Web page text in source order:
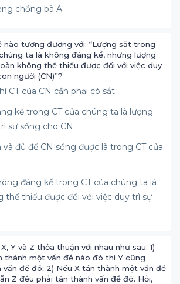
chồng bà A.
nào tương đương với: “Lượng sắt trong
ta là không đáng kể, nhưng lượng
không thể thiếu được đối với việc duy
người (CN)”?
CT của CN cần phải có sắt.
kể trong CT của chúng ta là lượng
sự sống cho CN.
và đủ để CN sống được là trong CT của
đáng kể trong CT của chúng ta là
thể thiếu được đối với việc duy trì sự
Y và Z thỏa thuận với nhau như sau: 1)
thành một vấn đề nào đó thì Y cũng
đề đó; 2) Nếu X tán thành một vấn đề
Z đều phải tán thành vấn đề đó. Hỏi,